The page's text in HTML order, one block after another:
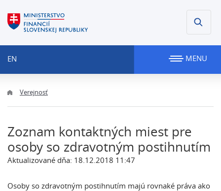
EN MENU
Verejnosť
Zoznam kontaktných miest pre
osoby so zdravotným postihnutím
Aktualizované dňa: 18.12.2018 11:47
Osoby so zdravotným postihnutím majú rovnaké práva ako